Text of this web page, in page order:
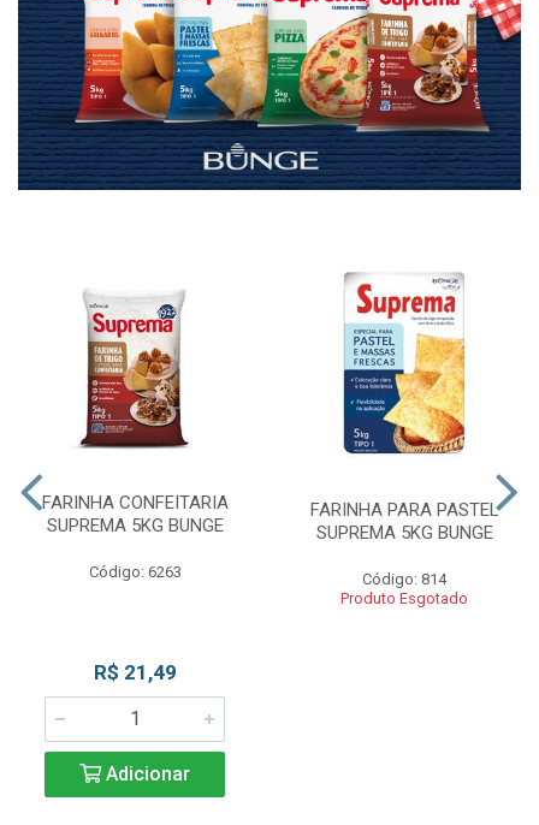
FARINHA CONFEITARIA
SUPREMA 5KG BUNGE
Código: 6263
R$ 21,49
Adicionar
FARINHA PARA PASTEL
SUPREMA 5KG BUNGE
Código: 814
Produto Esgotado